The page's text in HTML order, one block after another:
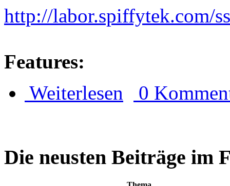
http://labor.spiffytek.com/
Features:
Weiterlesen
0
Die neusten Beiträge im